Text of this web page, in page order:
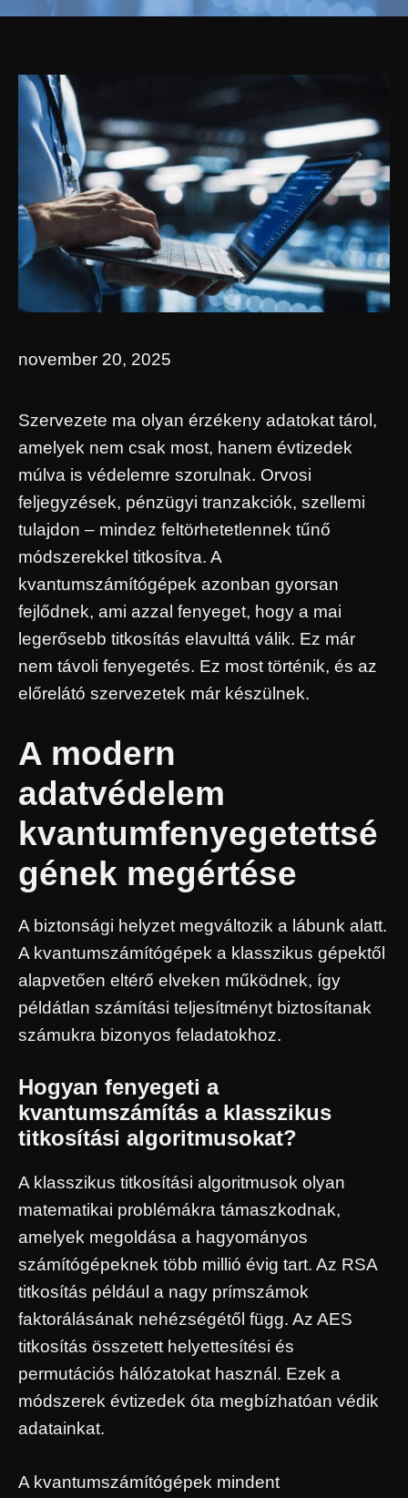
november 20, 2025
Szervezete ma olyan érzékeny adatokat tárol,
amelyek nem csak most, hanem évtizedek
múlva is védelemre szorulnak. Orvosi
feljegyzések, pénzügyi tranzakciók, szellemi
tulajdon – mindez feltörhetetlennek tűnő
módszerekkel titkosítva. A
kvantumszámítógépek azonban gyorsan
fejlődnek, ami azzal fenyeget, hogy a mai
legerősebb titkosítás elavulttá válik. Ez már
nem távoli fenyegetés. Ez most történik, és az
előrelátó szervezetek már készülnek.
A modern
adatvédelem
kvantumfenyegetettsé
gének megértése
A biztonsági helyzet megváltozik a lábunk alatt.
A kvantumszámítógépek a klasszikus gépektől
alapvetően eltérő elveken működnek, így
példátlan számítási teljesítményt biztosítanak
számukra bizonyos feladatokhoz.
Hogyan fenyegeti a
kvantumszámítás a klasszikus
titkosítási algoritmusokat?
A klasszikus titkosítási algoritmusok olyan
matematikai problémákra támaszkodnak,
amelyek megoldása a hagyományos
számítógépeknek több millió évig tart. Az RSA
titkosítás például a nagy prímszámok
faktorálásának nehézségétől függ. Az AES
titkosítás összetett helyettesítési és
permutációs hálózatokat használ. Ezek a
módszerek évtizedek óta megbízhatóan védik
adatainkat.
A kvantumszámítógépek mindent